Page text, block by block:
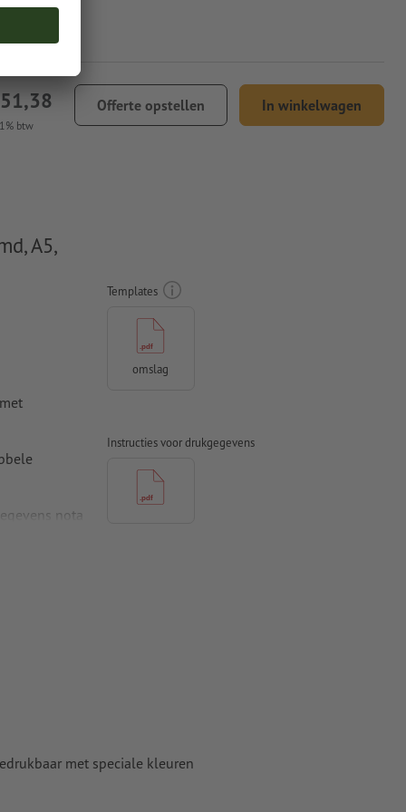
btw
Offerte opstellen In winkelwagen
A5,
nota
krommen
Templates
omslag
Instructies voor drukgegevens
met speciale kleuren